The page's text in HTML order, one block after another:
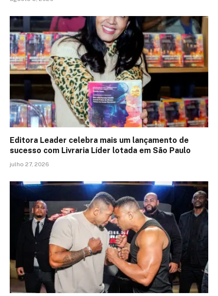
Editora Leader celebra mais um lançamento de
sucesso com Livraria Líder lotada em São Paulo
julho 27, 2026